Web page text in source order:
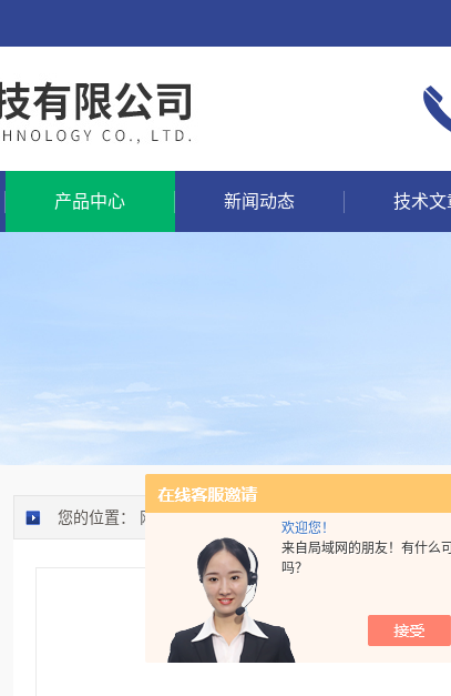
欢迎您！
来自局域网的朋友！有什么
吗？
产品中心 新闻动态 技术文
您的位置： 网站首页>产品中心>动物研究>动物生理